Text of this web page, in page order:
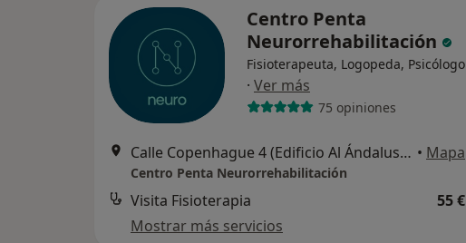
Centro Penta
Neurorrehabilitación
Fisioterapeuta, Logopeda, Psicólogo
· Ver más
75 opiniones
Calle Copenhague 4 (Edificio Al Ándalus) Local 9 Primera Planta, Las Rozas de Madrid • Mapa
Centro Penta Neurorrehabilitación
Visita Fisioterapia
55 €
Mostrar más servicios